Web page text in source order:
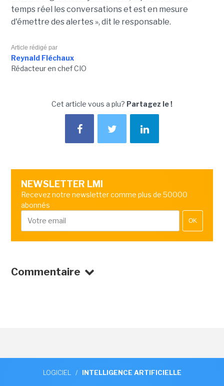
temps réel les conversations et est en mesure
d'émettre des alertes », dit le responsable.
Article rédigé par
Reynald Fléchaux
Rédacteur en chef CIO
Cet article vous a plu? Partagez le !
NEWSLETTER LMI
Recevez notre newsletter comme plus de 50000
abonnés
OK
Commentaire
LOGICIEL / INTELLIGENCE ARTIFICIELLE